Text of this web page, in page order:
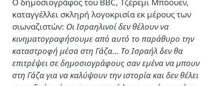
Ο δημοσιογράφος του BBC, Τζέρεμι Μπόουεν,
καταγγέλλει σκληρή λογοκρισία εκ μέρους των
σιωναζιστών: Οι Ισραηλινοί δεν θέλουν να
κινηματογραφήσουμε από αυτό το παράθυρο την
καταστροφή μέσα στη Γάζα… Το Ισραήλ δεν θα
επιτρέψει σε δημοσιογράφους σαν εμένα να μπουν
στη Γάζα για να καλύψουν την ιστορία και δεν θέλει